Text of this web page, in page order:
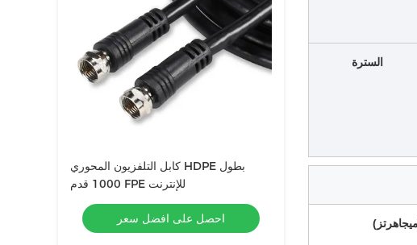
كابل التلفزيون المحوري HDPE بطول
1000 قدم FPE للإنترنت
احصل على افضل سعر
السترة